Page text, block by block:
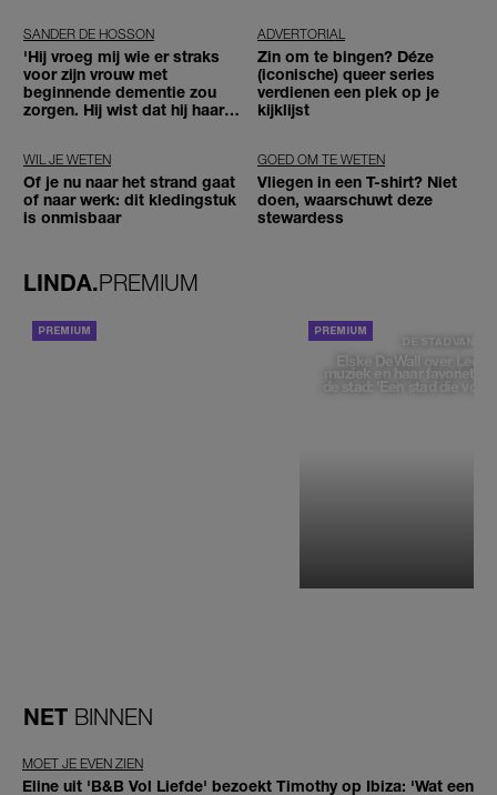
SANDER DE HOSSON
'Hij vroeg mij wie er straks
voor zijn vrouw met
beginnende dementie zou
zorgen. Hij wist dat hij haar
ADVERTORIAL
Zin om te bingen? Déze
(iconische) queer series
verdienen een plek op je
kijklijst
WIL JE WETEN
Of je nu naar het strand gaat
of naar werk: dit kledingstuk
is onmisbaar
GOED OM TE WETEN
Vliegen in een T-shirt? Niet
doen, waarschuwt deze
stewardess
LINDA.PREMIUM
DE STAD VAN
Elske DeWall over
muziek en haar favoriete
de stad: 'Een stad die
NET BINNEN
MOET JE EVEN ZIEN
Eline uit 'B&B Vol Liefde' bezoekt Timothy op Ibiza: 'Wat een